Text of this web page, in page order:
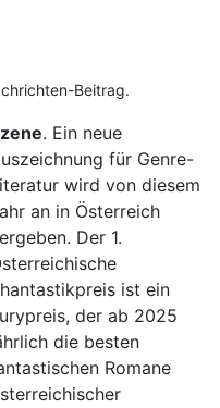
Beitrag.
. Ein neue
für Genre-
wird von diesem
an in Österreich
Der 1.
ist ein
der ab 2025
die besten
Romane